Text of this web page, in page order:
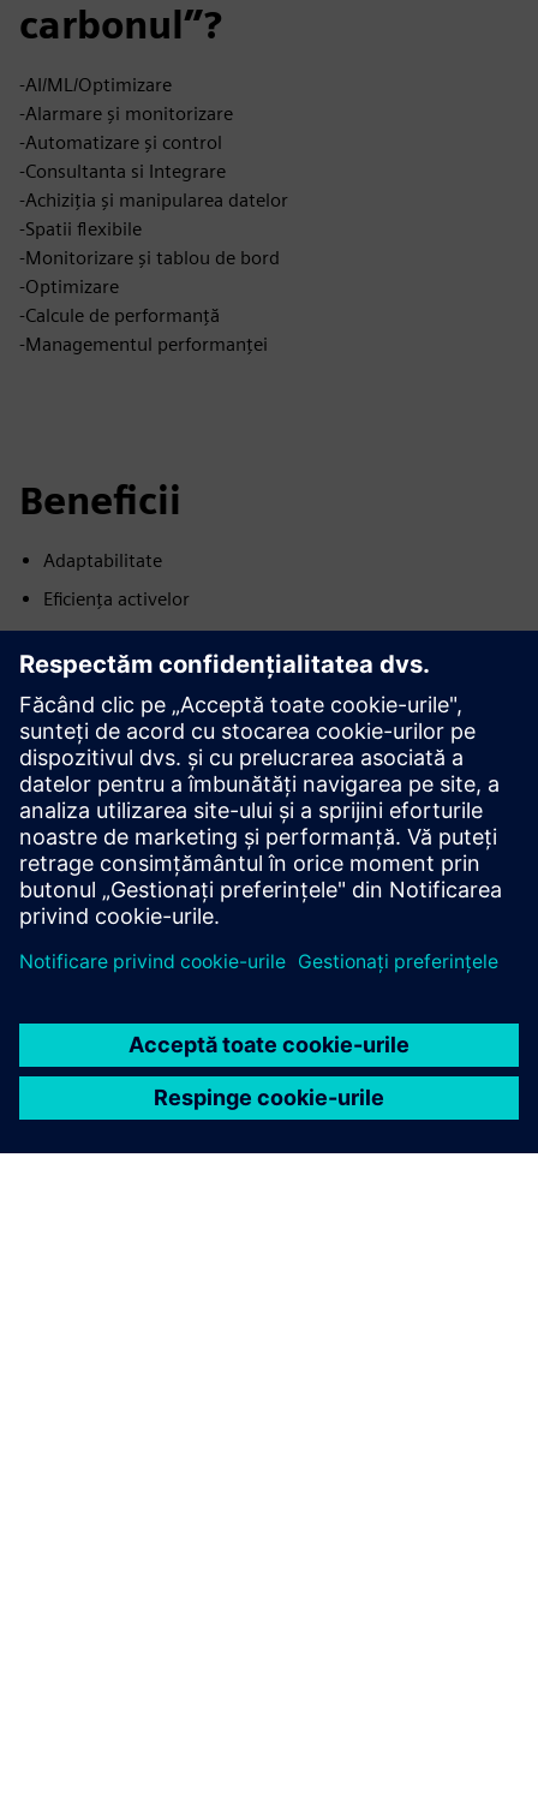
carbonul”?
-AI/ML/Optimizare
-Alarmare și monitorizare
-Automatizare și control
-Consultanta si Integrare
-Achiziția și manipularea datelor
-Spatii flexibile
-Monitorizare și tablou de bord
-Optimizare
-Calcule de performanță
-Managementul performanței
Beneficii
Adaptabilitate
Eficiența activelor
Confort
Eficiență energetică
Reziliență
Siguranță
Eficiența spațiului
Eficiența utilizatorului
Sustainability